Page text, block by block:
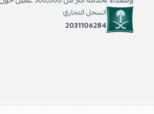
السجل التجاري
2031106284